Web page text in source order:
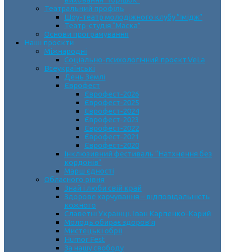
Театральний профіль
Шоу-театр молодіжного клубу “Імідж”
Театр-студія “Маска”
Основи програмування
Наші проєкти
Міжнародні
Соціально-психологічний проєкт VeLa
Всеукраїнські
День Землі
Єврофест
Єврофест-2026
Єврофест-2025
Єврофест-2024
Єврофест-2023
Єврофест-2022
Єврофест-2021
Єврофест-2020
Інклюзивний фестиваль “Натхнення без
кордонів”
Марш єдності
Обласного рівня
Знай і люби свій край
Здорове харчування – відповідальність
кожного
Славетні Українці. Іван Карпенко-Карий
Молодь обирає здоров’я
Мистецькі обрії
Humor Fest
За нашу свободу